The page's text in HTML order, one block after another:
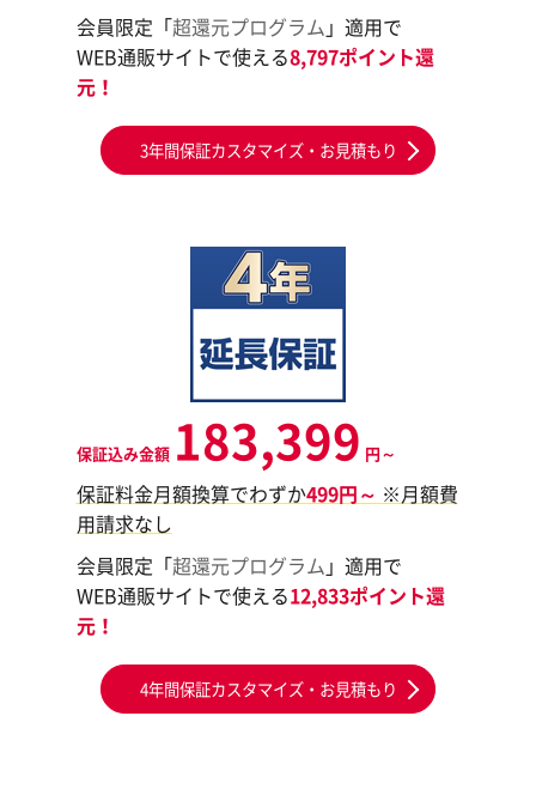
会員限定「超還元プログラム 」適用で
WEB通販サイトで使える8,797ポイント還
元！
3年間保証カスタマイズ・お見積もり
保証込み金額 183,399 円～
保証料金月額換算でわずか499円～ ※月額費
用請求なし
会員限定「超還元プログラム 」適用で
WEB通販サイトで使える12,833ポイント還
元！
4年間保証カスタマイズ・お見積もり